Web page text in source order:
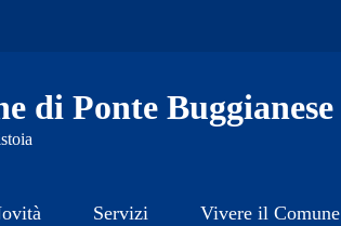
di Ponte Buggianese
Servizi Vivere il Comune